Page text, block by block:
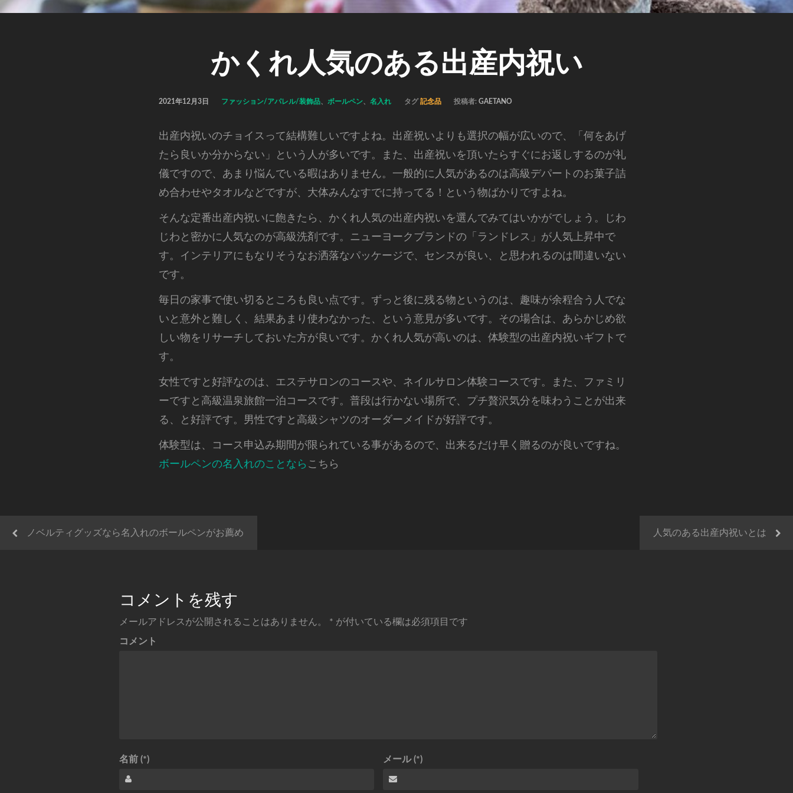
かくれ人気のある出産内祝い
2021年12月3日 ファッション/アパレル/装飾品、 ボールペン、名入れ タグ 記念品 投稿者:GAETANO
出産内祝いのチョイスって結構難しいですよね。 出産祝いよりも選択の幅が広いので、「何をあげ
たら良いか分からない」という人が多いです。また、出産祝いを頂いたらすぐにお返しするのが礼
儀ですので、あまり悩んでいる暇はありません。一般的に人気があるのは高級デパートのお菓子詰
め合わせやタオルなどですが、大体みんなすでに持ってる！という物ばかりですよね。
そんな定番出産内祝いに飽きたら、かくれ人気の出産内祝いを選んでみてはいかがでしょう。じわ
じわと密かに人気なのが高級洗剤です。ニューヨークブランドの「ランドレス」が人気上昇中で
す。インテリアにもなりそうなお洒落なパッケージで、センスが良い、と思われるのは間違いない
です。
毎日の家事で使い切るところも良い点です。ずっと後に残る物というのは、趣味が余程合う人でな
いと意外と難しく、結果あまり使わなかった、という意見が多いです。その場合は、あらかじめ欲
しい物をリサーチしておいた方が良いです。かくれ人気が高いのは、体験型の出産内祝いギフトで
す。
女性ですと好評なのは、エステサロンのコースや、ネイルサロン体験コースです。また、ファミリ
ーですと高級温泉旅館一泊コースです。普段は行かない場所で、プチ贅沢気分を味わうことが出来
る、と好評です。男性ですと高級シャツのオーダーメイドが好評です。
体験型は、コース申込み期間が限られている事があるので、出来るだけ早く贈るのが良いですね。
ボールペンの名入れのことなら こちら
ノベルティグッズなら名入れのボールペンがお薦め 人気のある出産内祝いとは
コメントを残す
メールアドレスが公開されることはありません。 * が付いている欄は必須項目です
コメント
名前 (*) メール (*)